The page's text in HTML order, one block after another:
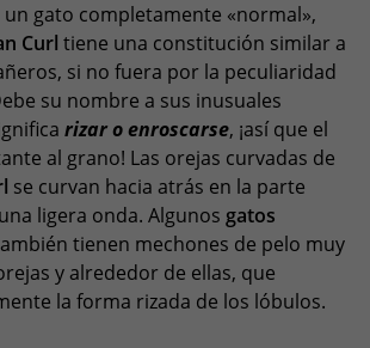
gato completamente «normal»,
Curl tiene una constitución similar a
si no fuera por la peculiaridad
su nombre a sus inusuales
rizar o enroscarse, ¡así que el
al grano! Las orejas curvadas de
se curvan hacia atrás en la parte
ligera onda. Algunos gatos
tienen mechones de pelo muy
y alrededor de ellas, que
la forma rizada de los lóbulos.